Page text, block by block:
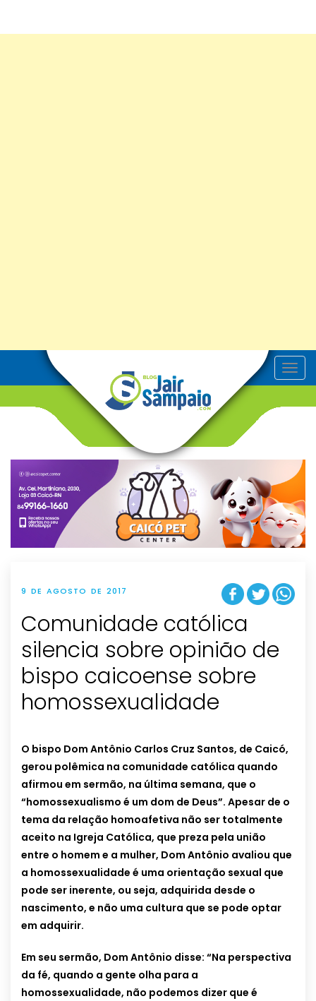
T
o
v
g
t
i
o
n
9 DE AGOSTO DE 2017
Comunidade católica
silencia sobre opinião de
bispo caicoense sobre
homossexualidade
O bispo Dom Antônio Carlos Cruz Santos, de Caicó,
gerou polêmica na comunidade católica quando
afirmou em sermão, na última semana, que o
“homossexualismo é um dom de Deus”. Apesar de o
tema da relação homoafetiva não ser totalmente
aceito na Igreja Católica, que preza pela união
entre o homem e a mulher, Dom Antônio avaliou que
a homossexualidade é uma orientação sexual que
pode ser inerente, ou seja, adquirida desde o
nascimento, e não uma cultura que se pode optar
em adquirir.
Em seu sermão, Dom Antônio disse: “Na perspectiva
da fé, quando a gente olha para a
homossexualidade, não podemos dizer que é